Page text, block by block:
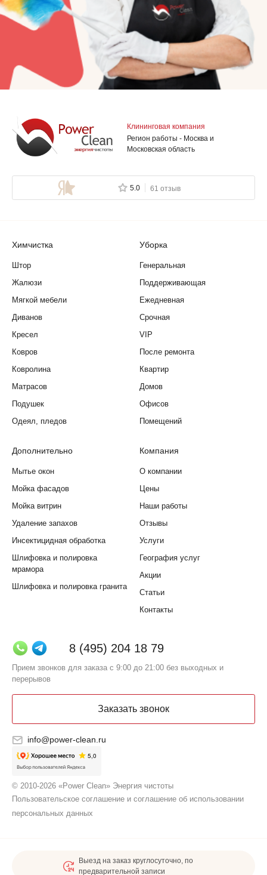
Клининговая компания
Регион работы - Москва и
Московская область
5.0 61 отзыв
8 (495) 204 18 79
Прием звонков для заказа с 9:00 до 21:00 без выходных и
перерывов
Заказать звонок
info@power-clean.ru
© 2010-2026 «Power Clean» Энергия чистоты
Пользовательское соглашение и соглашение об использовании
персональных данных
Химчистка
Штор
Жалюзи
Мягкой мебели
Диванов
Кресел
Ковров
Ковролина
Матрасов
Подушек
Одеял, пледов
Уборка
Генеральная
Поддерживающая
Ежедневная
Срочная
VIP
После ремонта
Квартир
Домов
Офисов
Помещений
Дополнительно
Мытье окон
Мойка фасадов
Мойка витрин
Удаление запахов
Инсектицидная обработка
Шлифовка и полировка
мрамора
Шлифовка и полировка гранита
Компания
О компании
Цены
Наши работы
Отзывы
Услуги
География услуг
Акции
Статьи
Контакты
Выезд на заказ круглосуточно, по
предварительной записи